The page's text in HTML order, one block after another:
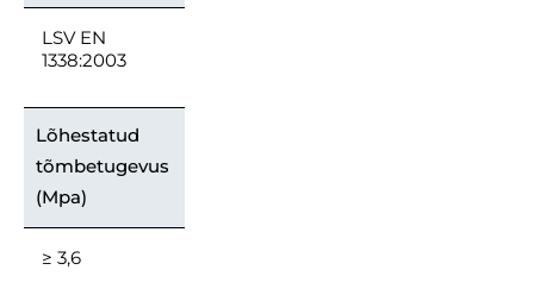
LSV EN
1338:2003
Lõhestatud
tõmbetugevus
(Mpa)
≥ 3,6